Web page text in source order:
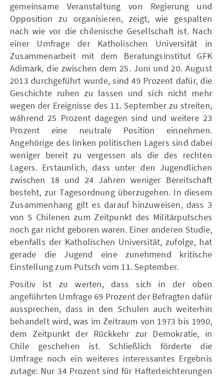
gemeinsame Veranstaltung von Regierung und
Opposition zu organisieren, zeigt, wie gespalten
nach wie vor die chilenische Gesellschaft ist. Nach
einer Umfrage der Katholischen Universität in
Zusammenarbeit mit dem Beratungsinstitut GFK
Adimark, die zwischen dem 25. Juni und 20. August
2013 durchgeführt wurde, sind 49 Prozent dafür, die
Geschichte ruhen zu lassen und sich nicht mehr
wegen der Ereignisse des 11. September zu streiten,
während 25 Prozent dagegen sind und weitere 23
Prozent eine neutrale Position einnehmen.
Angehörige des linken politischen Lagers sind dabei
weniger bereit zu vergessen als die des rechten
Lagers. Erstaunlich, dass unter den Jugendlichen
zwischen 18 und 24 Jahren weniger Bereitschaft
besteht, zur Tagesordnung überzugehen. In diesem
Zusammenhang gilt es darauf hinzuweisen, dass 3
von 5 Chilenen zum Zeitpunkt des Militärputsches
noch gar nicht geboren waren. Einer anderen Studie,
ebenfalls der Katholischen Universität, zufolge, hat
gerade die Jugend eine zunehmend kritische
Einstellung zum Putsch vom 11. September.
Positiv ist zu werten, dass sich in der oben
angeführten Umfrage 69 Prozent der Befragten dafür
aussprechen, dass in den Schulen auch weiterhin
behandelt wird, was im Zeitraum von 1973 bis 1990,
dem Zeitpunkt der Rückkehr zur Demokratie, in
Chile geschehen ist. Schließlich förderte die
Umfrage noch ein weiteres interessantes Ergebnis
zutage: Nur 34 Prozent sind für Hafterleichterungen